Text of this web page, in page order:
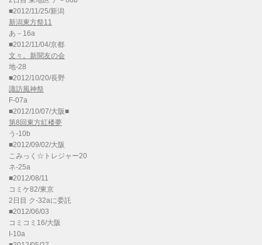
■2012/11/25/新潟
新潟東方祭11
あ－16a
■2012/11/04/京都
文々。新聞友の会
地-28
■2012/10/20/長野
諏訪風神祭
F-07a
■2012/10/07/大阪■
第8回東方紅楼夢
う-10b
■2012/09/02/大阪
こみっく☆トレジャー20
ネ-25a
■2012/08/11
コミケ82/東京
2日目 ク-32aに委託
■2012/06/03
コミコミ16/大阪
I-10a